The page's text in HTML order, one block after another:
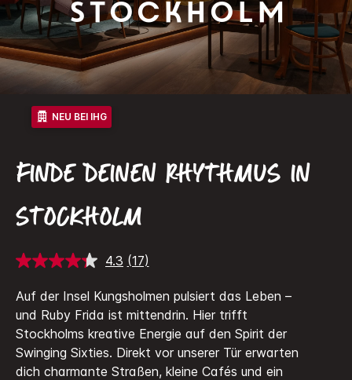
Stockholm
NEU BEI IHG
FINDE DEINEN RHYTHMUS IN
STOCKHOLM
4.3 17
lesen.
Link
auf
derselben
Seite.
(17)
Auf der Insel Kungsholmen pulsiert das Leben –
und Ruby Frida ist mittendrin. Hier trifft
Stockholms kreative Energie auf den Spirit der
Swinging Sixties. Direkt vor unserer Tür erwarten
dich charmante Straßen, kleine Cafés und ein